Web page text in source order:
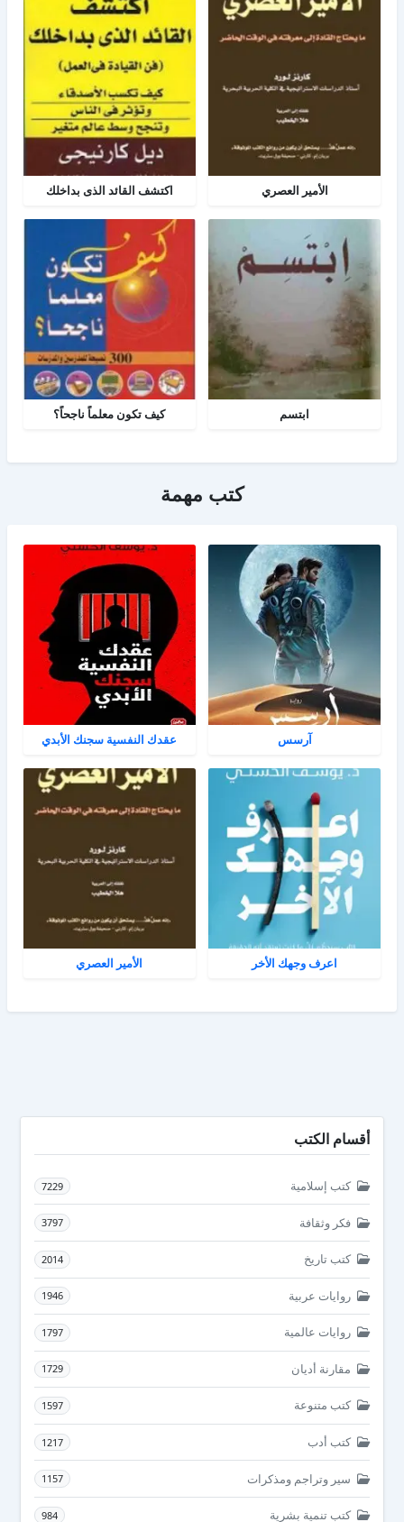
الأمير العصري اكتشف القائد الذى بداخلك
ابتسم كيف تكون معلماً ناجحاً؟
كتب مهمة
آرسس عقدك النفسية سجنك الأبدي
اعرف وجهك الأخر الأمير العصري
أقسام الكتب
كتب إسلامية 7229
فكر وثقافة 3797
كتب تاريخ 2014
روايات عربية 1946
روايات عالمية 1797
مقارنة أديان 1729
كتب متنوعة 1597
كتب أدب 1217
سير وتراجم ومذكرات 1157
كتب تنمية بشرية 984